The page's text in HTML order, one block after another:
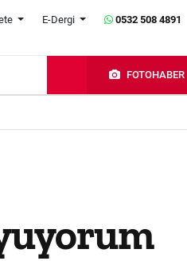
E-Dergi 0532 508 4891
FOTOHABER